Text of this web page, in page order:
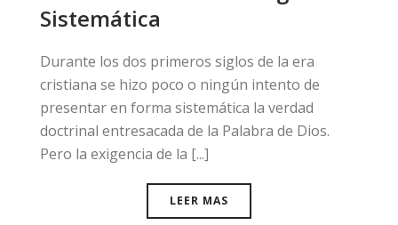
Sistemática
Durante los dos primeros siglos de la era
cristiana se hizo poco o ningún intento de
presentar en forma sistemática la verdad
doctrinal entresacada de la Palabra de Dios.
Pero la exigencia de la [...]
LEER MAS